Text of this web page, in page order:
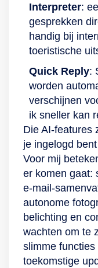
Interpreter:
gesprekken
handig bij
toeristische
Quick Reply:
worden
verschijnen
ik sneller kan
Die AI‑features
je ingelogd
Voor mij
er komen gaat:
autonome
belichting en
wachten om te
slimme
toekomstige